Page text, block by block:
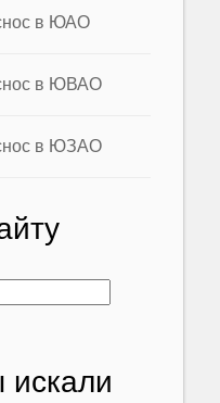
в ЮАО
в ЮВАО
в ЮЗАО